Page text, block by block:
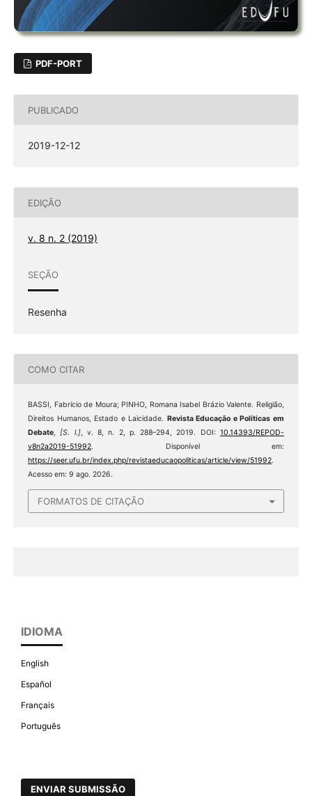
PDF-PORT
PUBLICADO
2019-12-12
EDIÇÃO
v. 8 n. 2 (2019)
SEÇÃO
Resenha
COMO CITAR
BASSI, Fabrício de Moura; PINHO, Romana Isabel Brázio Valente. Religião,
Direitos Humanos, Estado e Laicidade. Revista Educação e Políticas em
Debate,[S. l.], v. 8, n. 2, p. 288–294, 2019. DOI:10.14393/REPOD-
v8n2a2019-51992. Disponível em:
https://seer.ufu.br/index.php/revistaeducaopoliticas/article/view/51992.
Acesso em: 9 ago. 2026.
FORMATOS DE CITAÇÃO
IDIOMA
English
Español
Français
Português
ENVIAR SUBMISSÃO